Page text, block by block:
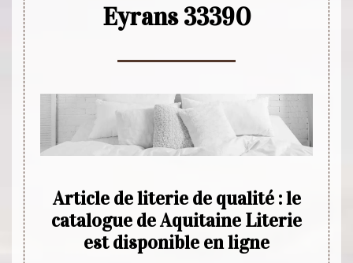
Eyrans 33390
Article de literie de qualité : le
catalogue de Aquitaine Literie
est disponible en ligne